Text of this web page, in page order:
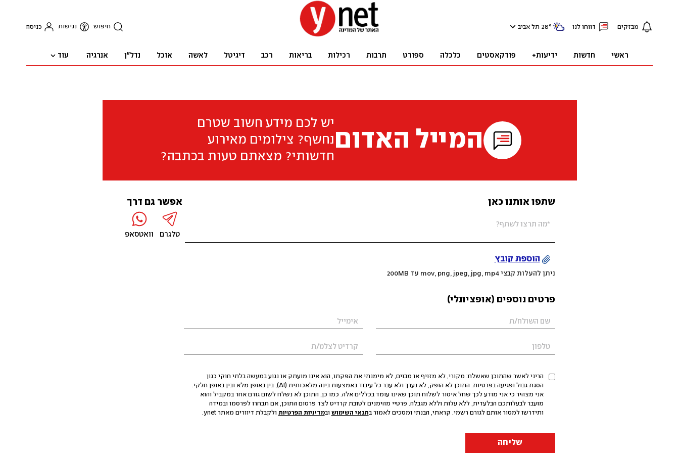
מבזקים דווחו לנו 28° תל אביב חיפוש נגישות כניסה
ראשי חדשות ידיעות+ פודקאסטים כלכלה ספורט תרבות רכילות בריאות רכב דיגיטל לאשה אוכל נדל"ן אנרגיה עוד
המייל האדום
יש לכם מידע חשוב שטרם
נחשף? צילומים מאירוע
חדשותי? מצאתם טעות בכתבה?
שתפו אותנו כאן
הוספת קובץ
ניתן להעלות קבצי mov, png, jpeg, jpg, mp4 עד 200MB
פרטים נוספים (אופציונלי)
הריני לאשר שהתוכן שאשלח: מקורי, לא מזויף או מבוים, לא מימנתי את הפקתו, הוא אינו מועתק או נגוע במעשה בלתי חוקי כגון
הסגת גבול ופגיעה בפרטיות. התוכן לא הופק, לא נערך ולא עבר כל עיבוד באמצעות בינה מלאכותית (AI), בין באופן מלא ובין באופן חלקי.
אני מצהיר כי אני מודע לכך שחל איסור לשלוח תוכן שאינו עומד בכללים אלה. כמו כן, התוכן לא נשלח לשום גורם אחר במקביל והוא
מועבר לבעלותכם הבלעדית, ללא עלות וללא מגבלה. פרטיי מהימנים לטובת קרדיט לצד פרסום התוכן, אם תבחרו לפרסמו ובמידה
ותידרשו למסור אותם לגורם רשמי. קראתי, הבנתי ומסכים לאמור בתנאי השימוש ובמדיניות הפרטיות ולקבלת דיוורים מאתר ynet.
שליחה
אפשר גם דרך
טלגרם וואטסאפ